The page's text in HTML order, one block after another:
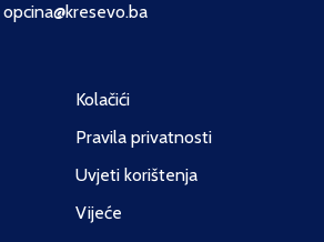
opcina@kresevo.ba
Kolačići
Pravila privatnosti
Uvjeti korištenja
Vijeće